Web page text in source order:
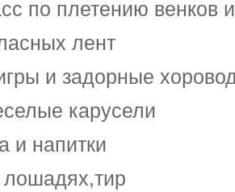
по плетению венков
лент
и задорные
карусели
и напитки
лошадях,тир